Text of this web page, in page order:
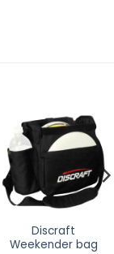
Discraft
Weekender bag